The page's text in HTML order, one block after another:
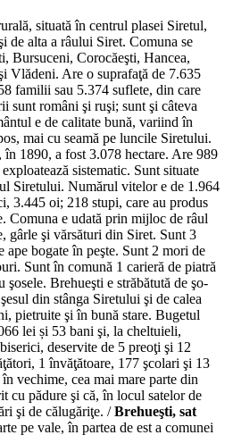
situată în centrul plasei Siretul,
de alta a râului Siret. Comuna se
Bursuceni, Corocăeşti, Hancea,
Vlădeni. Are o su­prafaţă de 7.635
familii sau 5.374 suflete, din care
sunt români şi ruşi; sunt şi câteva
e de calitate bună, variind în
mai cu seamă pe luncile Siretului.
1890, a fost 3.078 hectare. Are 989
sistematic. Sunt situate
Siretului. Numărul vitelor e de 1.964
3.445 oi; 218 stupi, care au produs
Comuna e udată prin mijloc de râul
gârle şi vărsături din Siret. Sunt 3
bogate în peşte. Sunt 2 mori de
Sunt în comună 1 carieră de piatră
şosele. Brehueşti e străbătută de şo­
din stânga Siretului şi de calea
pietruite şi în bună stare. Bugetul
lei și 53 bani şi, la cheltuieli,
deservite de 5 preoţi şi 12
1 învăţă­toare, 177 şcolari şi 13
vechime, cea mai mare parte din
cu pă­dure şi că, în locul satelor de
şi de călugăriţe. /Brehueşti, sat
pe vale, în par­tea de est a comunei